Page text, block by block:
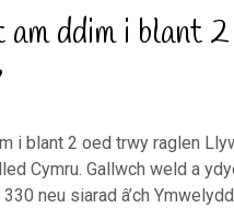
ddim i blant 2
i blant 2 oed trwy raglen
Cymru. Gallwch weld a
neu siarad â’ch